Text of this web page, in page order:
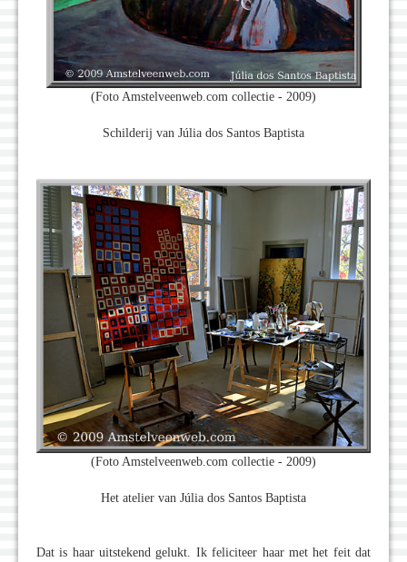
(Foto Amstelveenweb.com collectie - 2009)
Schilderij van Júlia dos Santos Baptista
(Foto Amstelveenweb.com collectie - 2009)
Het atelier van Júlia dos Santos Baptista
Dat is haar uitstekend gelukt. Ik feliciteer haar met het feit dat